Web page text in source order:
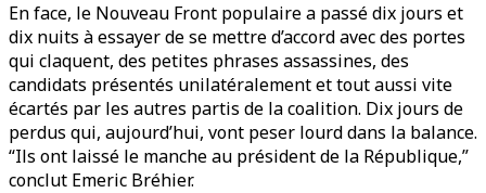
En face, le Nouveau Front populaire a passé dix jours et
dix nuits à essayer de se mettre d’accord avec des portes
qui claquent, des petites phrases assassines, des
candidats présentés unilatéralement et tout aussi vite
écartés par les autres partis de la coalition. Dix jours de
perdus qui, aujourd’hui, vont peser lourd dans la balance.
“Ils ont laissé le manche au président de la République,”
conclut Emeric Bréhier.